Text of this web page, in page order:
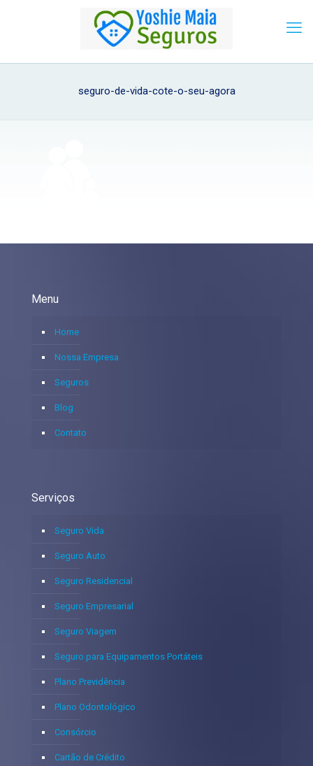
seguro-de-vida-cote-o-seu-agora
Menu
Home
Nossa Empresa
Seguros
Blog
Contato
Serviços
Seguro Vida
Seguro Auto
Seguro Residencial
Seguro Empresarial
Seguro Viagem
Seguro para Equipamentos Portáteis
Plano Previdência
Plano Odontológico
Consórcio
Cartão de Crédito